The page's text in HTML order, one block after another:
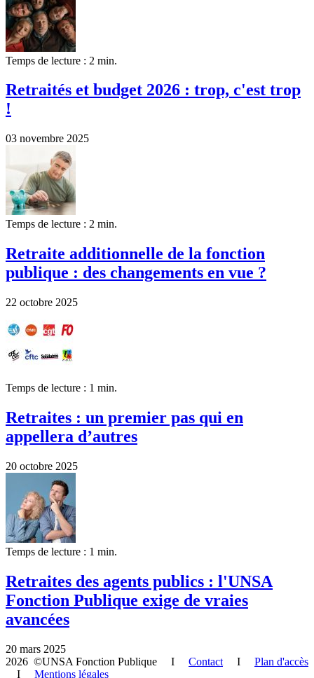
Temps de lecture : 2 min.
Retraités et budget 2026 : trop, c'est trop
!
03 novembre 2025
Temps de lecture : 2 min.
Retraite additionnelle de la fonction
publique : des changements en vue ?
22 octobre 2025
Temps de lecture : 1 min.
Retraites : un premier pas qui en
appellera d’autres
20 octobre 2025
Temps de lecture : 1 min.
Retraites des agents publics : l'UNSA
Fonction Publique exige de vraies
avancées
20 mars 2025
2026 ©UNSA Fonction Publique I Contact I Plan d'accès
I Mentions légales